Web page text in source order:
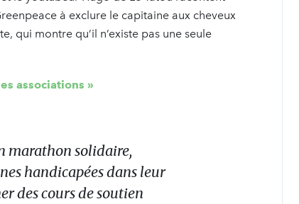
à exclure le capitaine aux cheveux
qui montre qu’il n’existe pas une seule
associations »
marathon solidaire,
handicapées dans leur
des cours de soutien